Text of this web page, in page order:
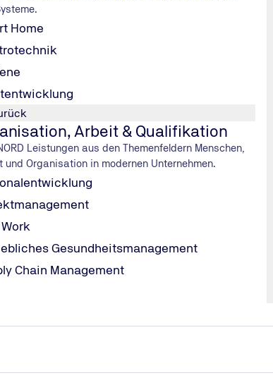
Home
Arbeit & Qualifikation
Leistungen aus den Themenfeldern Menschen,
und Organisation in modernen Unternehmen.
Gesundheitsmanagement
Chain Management
Praktiker (TÜV)
Veranstaltungen